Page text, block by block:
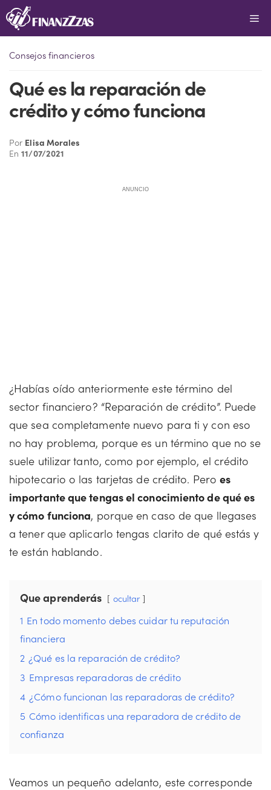
Saltar
al
Consejos financieros
Qué es la reparación de
crédito y cómo funciona
Por Elisa Morales
En11/07/2021
ANUNCIO
¿Habías oído anteriormente este término del
sector financiero? “Reparación de crédito”. Puede
que sea completamente nuevo para ti y con eso
no hay problema, porque es un término que no se
suele utilizar tanto, como por ejemplo, el crédito
hipotecario o las tarjetas de crédito. Pero es
importante que tengas el conocimiento de qué es
y cómo funciona, porque en caso de que llegases
a tener que aplicarlo tengas clarito de qué estás y
te están hablando.
Que aprenderás ocultar
1 En todo momento debes cuidar tu reputación
financiera
2 ¿Qué es la reparación de crédito?
3 Empresas reparadoras de crédito
4 ¿Cómo funcionan las reparadoras de crédito?
5 Cómo identificas una reparadora de crédito de
confianza
Veamos un pequeño adelanto, este corresponde